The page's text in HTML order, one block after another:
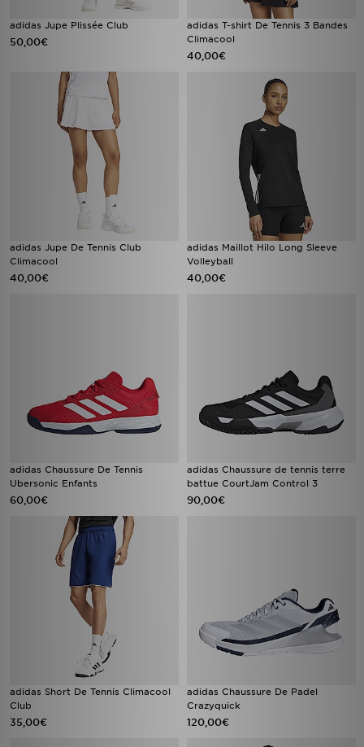
adidas Jupe Plissée Club
50,00€
adidas T-shirt De Tennis 3 Bandes
Climacool
40,00€
adidas Jupe De Tennis Club
Climacool
40,00€
adidas Maillot Hilo Long Sleeve
Volleyball
40,00€
adidas Chaussure De Tennis
Ubersonic Enfants
60,00€
adidas Chaussure de tennis terre
battue CourtJam Control 3
90,00€
adidas Short De Tennis Climacool
Club
35,00€
adidas Chaussure De Padel
Crazyquick
120,00€